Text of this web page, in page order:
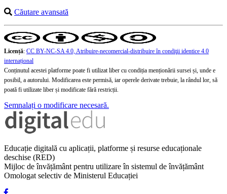
Căutare avansată
Licență: CC BY-NC-SA 4.0, Atribuire-necomercial-distribuire în condiţii identice 4.0
internațional
Conținutul acestei platforme poate fi utilizat liber cu condiția menționării sursei și, unde e
posibil, a autorului. Modificarea este permisă, iar operele derivate trebuie, la rândul lor, să
poată fi utilizate liber și modificate fără restricții.
Semnalați o modificare necesară.
Educație digitală cu aplicații, platforme și resurse educaționale
deschise (RED)
Mijloc de învățământ pentru utilizare în sistemul de învățământ
Omologat selectiv de Ministerul Educației